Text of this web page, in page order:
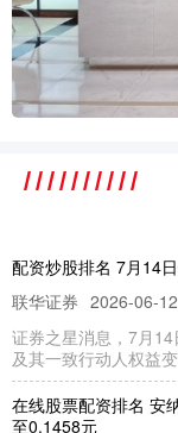
配资炒股排名 7月14
联华证券 2026-06-12
证券之星消息，7月
及其一致行动人权益
在线股票配资排名 安
至0.1458元